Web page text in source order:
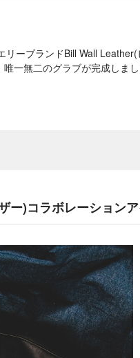
ーブランドBill Wall
一無二のグラブが完成しまし
ー)コラボレーション